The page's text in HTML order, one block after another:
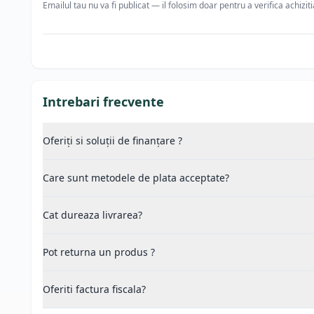
Emailul tau nu va fi publicat — il folosim doar pentru a verifica
Intrebari frecvente
Oferiți si soluții de finanțare ?
Care sunt metodele de plata acceptate?
Cat dureaza livrarea?
Pot returna un produs ?
Oferiti factura fiscala?